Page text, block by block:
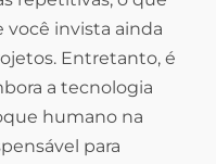
você invista ainda
Entretanto, é
a tecnologia
humano na
para